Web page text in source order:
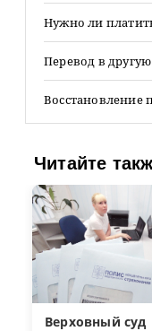
Нужно ли
Перевод в
Восстановление
Читайте
Верховный суд